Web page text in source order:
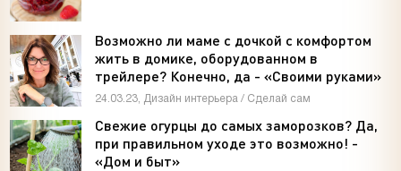
Возможно ли маме с дочкой с комфортом
жить в домике, оборудованном в
трейлере? Конечно, да - «Своими руками»
24.03.23, Дизайн интерьера / Сделай сам
Свежие огурцы до самых заморозков? Да,
при правильном уходе это возможно! -
«Дом и быт»